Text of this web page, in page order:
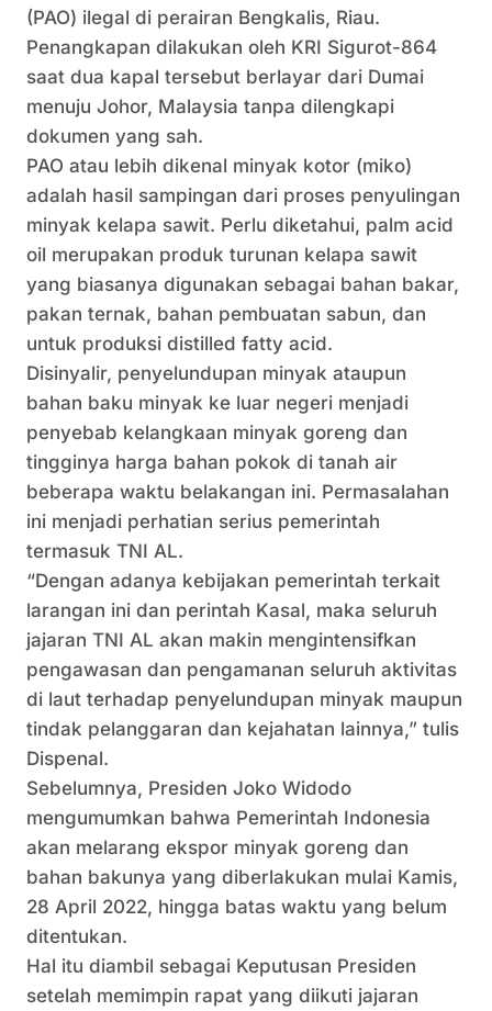
(PAO) ilegal di perairan Bengkalis, Riau.
Penangkapan dilakukan oleh KRI Sigurot-864
saat dua kapal tersebut berlayar dari Dumai
menuju Johor, Malaysia tanpa dilengkapi
dokumen yang sah.
PAO atau lebih dikenal minyak kotor (miko)
adalah hasil sampingan dari proses penyulingan
minyak kelapa sawit. Perlu diketahui, palm acid
oil merupakan produk turunan kelapa sawit
yang biasanya digunakan sebagai bahan bakar,
pakan ternak, bahan pembuatan sabun, dan
untuk produksi distilled fatty acid.
Disinyalir, penyelundupan minyak ataupun
bahan baku minyak ke luar negeri menjadi
penyebab kelangkaan minyak goreng dan
tingginya harga bahan pokok di tanah air
beberapa waktu belakangan ini. Permasalahan
ini menjadi perhatian serius pemerintah
termasuk TNI AL.
“Dengan adanya kebijakan pemerintah terkait
larangan ini dan perintah Kasal, maka seluruh
jajaran TNI AL akan makin mengintensifkan
pengawasan dan pengamanan seluruh aktivitas
di laut terhadap penyelundupan minyak maupun
tindak pelanggaran dan kejahatan lainnya,” tulis
Dispenal.
Sebelumnya, Presiden Joko Widodo
mengumumkan bahwa Pemerintah Indonesia
akan melarang ekspor minyak goreng dan
bahan bakunya yang diberlakukan mulai Kamis,
28 April 2022, hingga batas waktu yang belum
ditentukan.
Hal itu diambil sebagai Keputusan Presiden
setelah memimpin rapat yang diikuti jajaran